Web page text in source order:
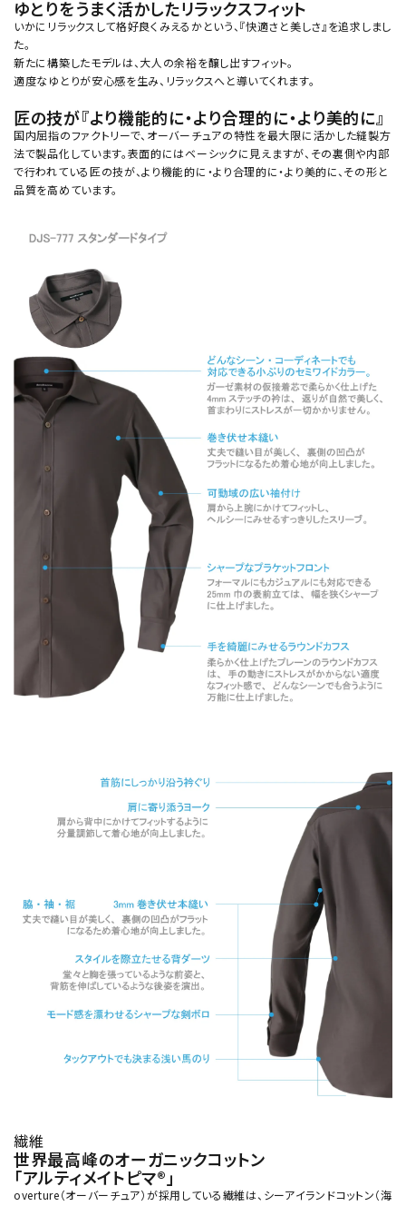
ゆとりをうまく活かしたリラックスフィット
いかにリラックスして格好良くみえるかという、『快適さと美しさ』を追求しまし
た。
新たに構築したモデルは、大人の余裕を醸し出すフィット。
適度なゆとりが安心感を生み、リラックスへと導いてくれます。
匠の技が『より機能的に・より合理的に・より美的に』
国内屈指のファクトリーで、オーバーチュアの特性を最大限に活かした縫製方
法で製品化しています。表面的にはベーシックに見えますが、その裏側や内部
で行われている匠の技が、より機能的に・より合理的に・より美的に、その形と
品質を高めています。
繊維
世界最高峰のオーガニックコットン
「アルティメイトピマ®」
overture（オーバーチュア）が採用している繊維は、シーアイランドコットン（海